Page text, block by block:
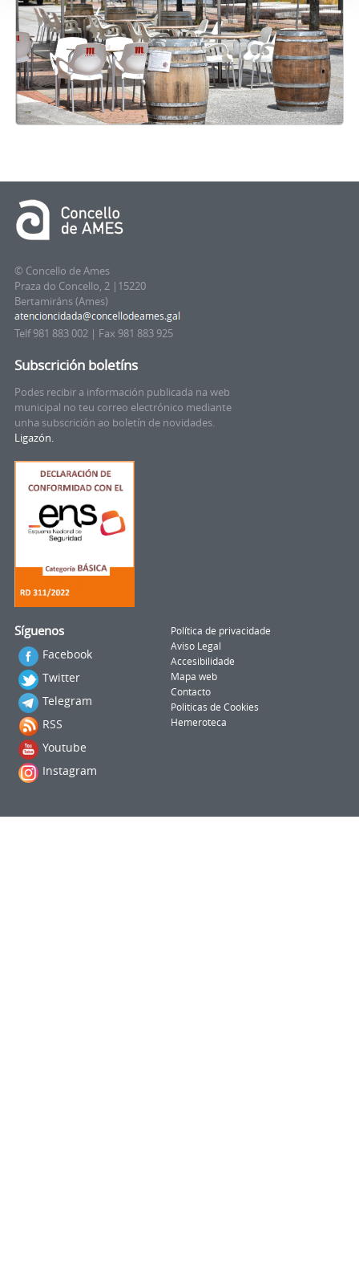
© Concello de Ames
Praza do Concello, 2 |15220
Bertamiráns (Ames)
Telf 981 883 002 | Fax 981 883 925
Subscrición boletíns
Podes recibir a información publicada na web
municipal no teu correo electrónico mediante
unha subscrición ao boletín de novidades.
Ligazón.
Síguenos
Facebook
Twitter
Telegram
RSS
Youtube
Instagram
Política de privacidade
Aviso Legal
Accesibilidade
Mapa web
Contacto
Politicas de Cookies
Hemeroteca